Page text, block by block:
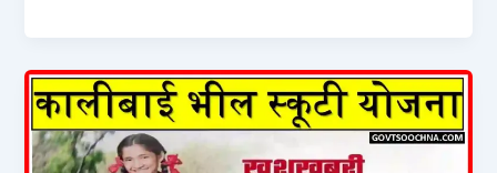
2026-
सड़क
नियमों
में